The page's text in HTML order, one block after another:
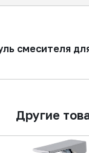
смесителя
Другие